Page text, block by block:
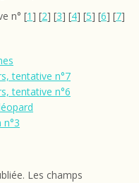
n° [1] [2] [3] [4] [5] [6] [7]
tentative n°7
tentative n°6
n°3
Les champs